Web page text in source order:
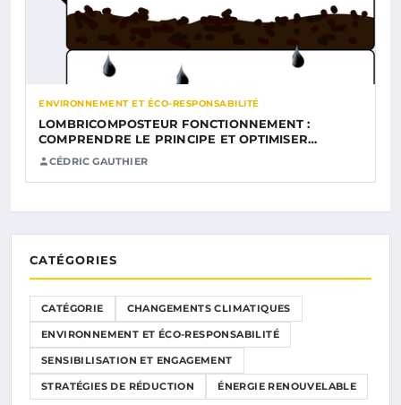
ENVIRONNEMENT ET ÉCO-RESPONSABILITÉ
LOMBRICOMPOSTEUR FONCTIONNEMENT :
COMPRENDRE LE PRINCIPE ET OPTIMISER…
CÉDRIC GAUTHIER
CATÉGORIES
CATÉGORIE CHANGEMENTS CLIMATIQUES
ENVIRONNEMENT ET ÉCO-RESPONSABILITÉ
SENSIBILISATION ET ENGAGEMENT
STRATÉGIES DE RÉDUCTION ÉNERGIE RENOUVELABLE